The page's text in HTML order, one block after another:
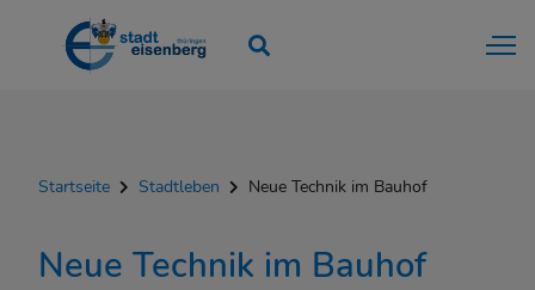
Startseite Stadtleben Neue Technik im Bauhof
Neue Technik im Bauhof